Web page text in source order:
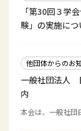
「第30回３学
験」の実施につ
他団体からのお
一般社団法人
内
本会は、一般社団